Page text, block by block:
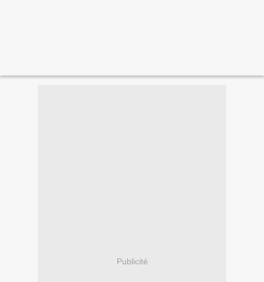
Publicité